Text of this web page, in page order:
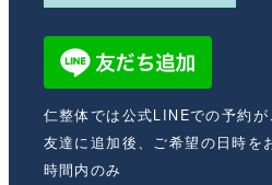
仁整体では公式LINEでの予約が
友達に追加後、ご希望の日時を
時間内のみ